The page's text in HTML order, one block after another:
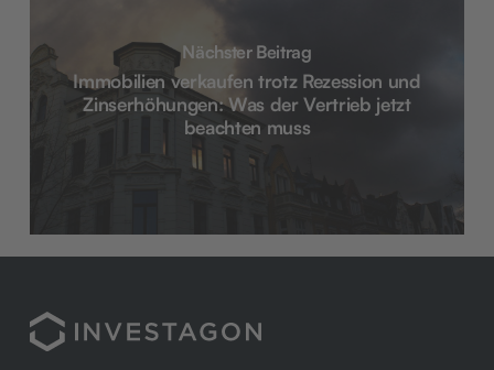
Nächster Beitrag
Immobilien verkaufen trotz Rezession und
Zinserhöhungen: Was der Vertrieb jetzt
beachten muss